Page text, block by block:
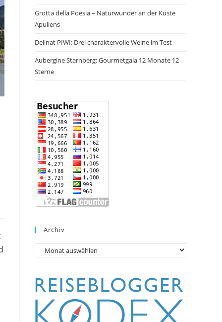
Grotta della Poesia – Naturwunder an der Küste
Apuliens
Delinat PIWI: Drei charaktervolle Weine im Test
Aubergine Starnberg: Gourmetgala 12 Monate 12
Sterne
Archiv
Archiv